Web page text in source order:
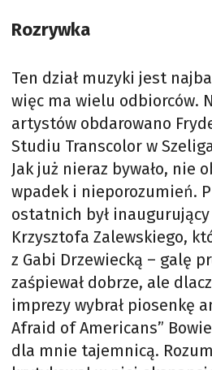
Rozrywka
Ten dział muzyki jest
więc ma wielu odbiorców.
artystów obdarowano
Studiu Transcolor w
Jak już nieraz bywało, nie
wpadek i nieporozumień.
ostatnich był
Krzysztofa Zalewskiego,
z Gabi Drzewiecką – galę
zaśpiewał dobrze, ale
imprezy wybrał piosenkę
Afraid of Americans”
dla mnie tajemnicą.